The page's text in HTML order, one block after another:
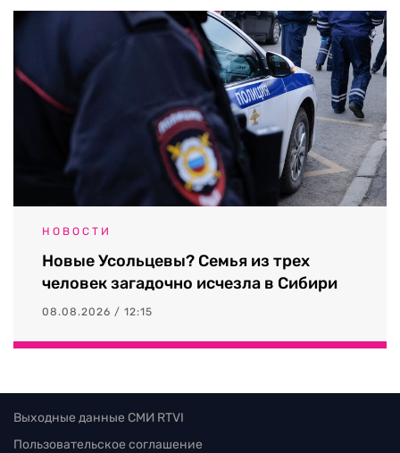
НОВОСТИ
Новые Усольцевы? Семья из трех
человек загадочно исчезла в Сибири
08.08.2026 / 12:15
Выходные данные СМИ RTVI
Пользовательское соглашение